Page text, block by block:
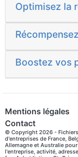
Optimisez la
Boostez vos
Mentions légales
Contact
© Copyright 2026 -
d'entreprises de France,
Allemagne et Australie
l'entreprise, activité,